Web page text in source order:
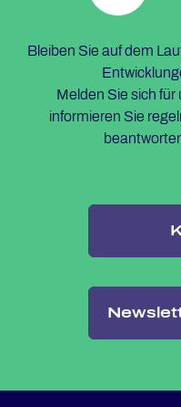
Bleiben Sie auf dem
Melden Sie sich für
informieren Sie